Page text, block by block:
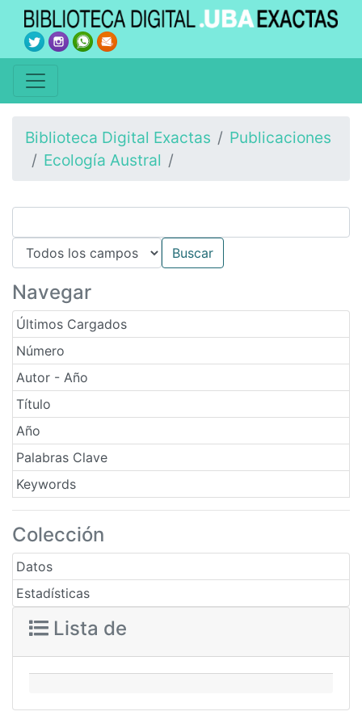
Biblioteca Digital Exactas
Publicaciones
Ecología Austral
Navegar
Últimos Cargados
Número
Autor - Año
Título
Año
Palabras Clave
Keywords
Colección
Datos
Estadísticas
Lista de